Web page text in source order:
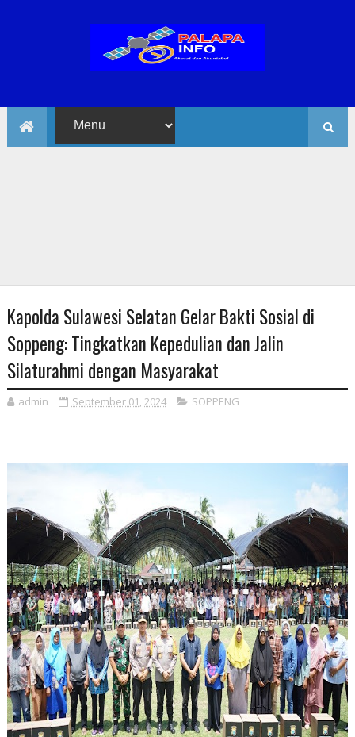
Kapolda Sulawesi Selatan Gelar Bakti Sosial di
Soppeng: Tingkatkan Kepedulian dan Jalin
Silaturahmi dengan Masyarakat
admin September 01, 2024 SOPPENG